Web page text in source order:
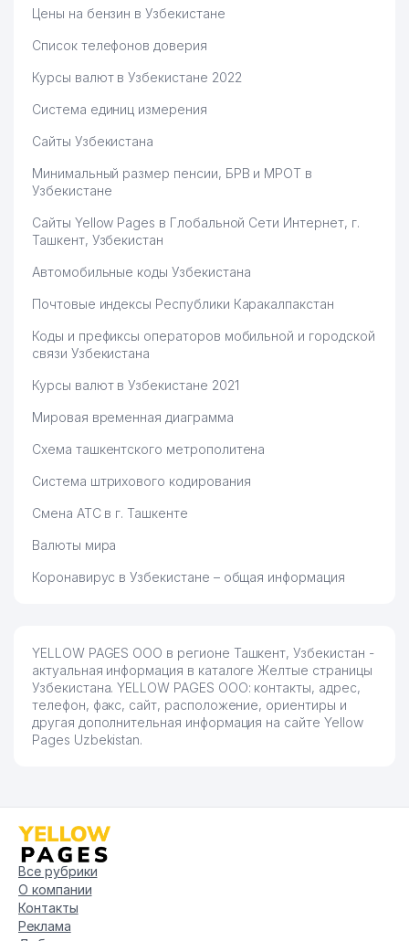
ТЧСЖ
ОБЩЕОБРАЗОВАТЕЛЬНАЯ
74
ТЧСЖ
ТЧСЖ
77 CHINOR-MUNIS LYUKS ТЧСЖ
78 SAYF PAINT MARKET ЧП
CHAROS MAKON ТЧСЖ
80 ALIEN GROUP ООО
81 GOLDEN HOUSE ООО
82 АБДИГАНИЕВ С.А. ИндП
83 EOOD FARTUNA ЧП
O'LKAM KOMMUNAL LYUKS
ТЧСЖ
85
ЯШНАБАДСКАЯ АВАРИЙНАЯ
88
ETALON MEBEL СЕМЕЙНОЕ
ПРЕДПРИЯТИЕ
632 м
89 AUTO GAZ SYSTEMS ООО 636 м
91
СОЦИАЛЬНОЙ
ВЗАИМОПОМОЩИ
ИНВАЛИДОВ ЯШНАБАДСКОЕ
ОТДЕЛЕНИЕ ОТДЕЛЕНИЕ
92 AURORA ELEKTRA ЧП
93
Цены на бензин в Узбекистане
Список телефонов доверия
Курсы валют в Узбекистане 2022
Система единиц измерения
Сайты Узбекистана
Минимальный размер пенсии, БРВ и МРОТ в
Узбекистане
Сайты Yellow Pages в Глобальной Сети Интернет, г.
Ташкент, Узбекистан
Автомобильные коды Узбекистана
Почтовые индексы Республики Каракалпакстан
Коды и префиксы операторов мобильной и городской
связи Узбекистана
Курсы валют в Узбекистане 2021
Мировая временная диаграмма
Схема ташкентского метрополитена
Система штрихового кодирования
Смена АТС в г. Ташкенте
Валюты мира
Коронавирус в Узбекистане – общая информация
YELLOW PAGES ООО в регионе Ташкент, Узбекистан -
актуальная информация в каталоге Желтые страницы
Узбекистана. YELLOW PAGES ООО: контакты, адрес,
телефон, факс, сайт, расположение, ориентиры и
другая дополнительная информация на сайте Yellow
Pages Uzbekistan.
Все рубрики
О компании
Контакты
Реклама